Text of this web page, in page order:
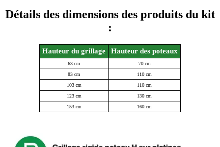
Détails des dimensions des produits du kit
:
Hauteur du grillage Hauteur des poteaux
63 cm
70 cm
83 cm
110 cm
103 cm
110 cm
123 cm
130 cm
153 cm
160 cm